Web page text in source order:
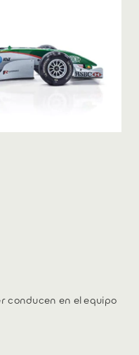
conducen en el equipo